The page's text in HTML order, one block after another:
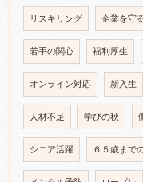
リスキリング 企業を守
若手の関心 福利厚生
オンライン対応 新入生
人材不足 学びの秋
シニア活躍 ６５歳まで